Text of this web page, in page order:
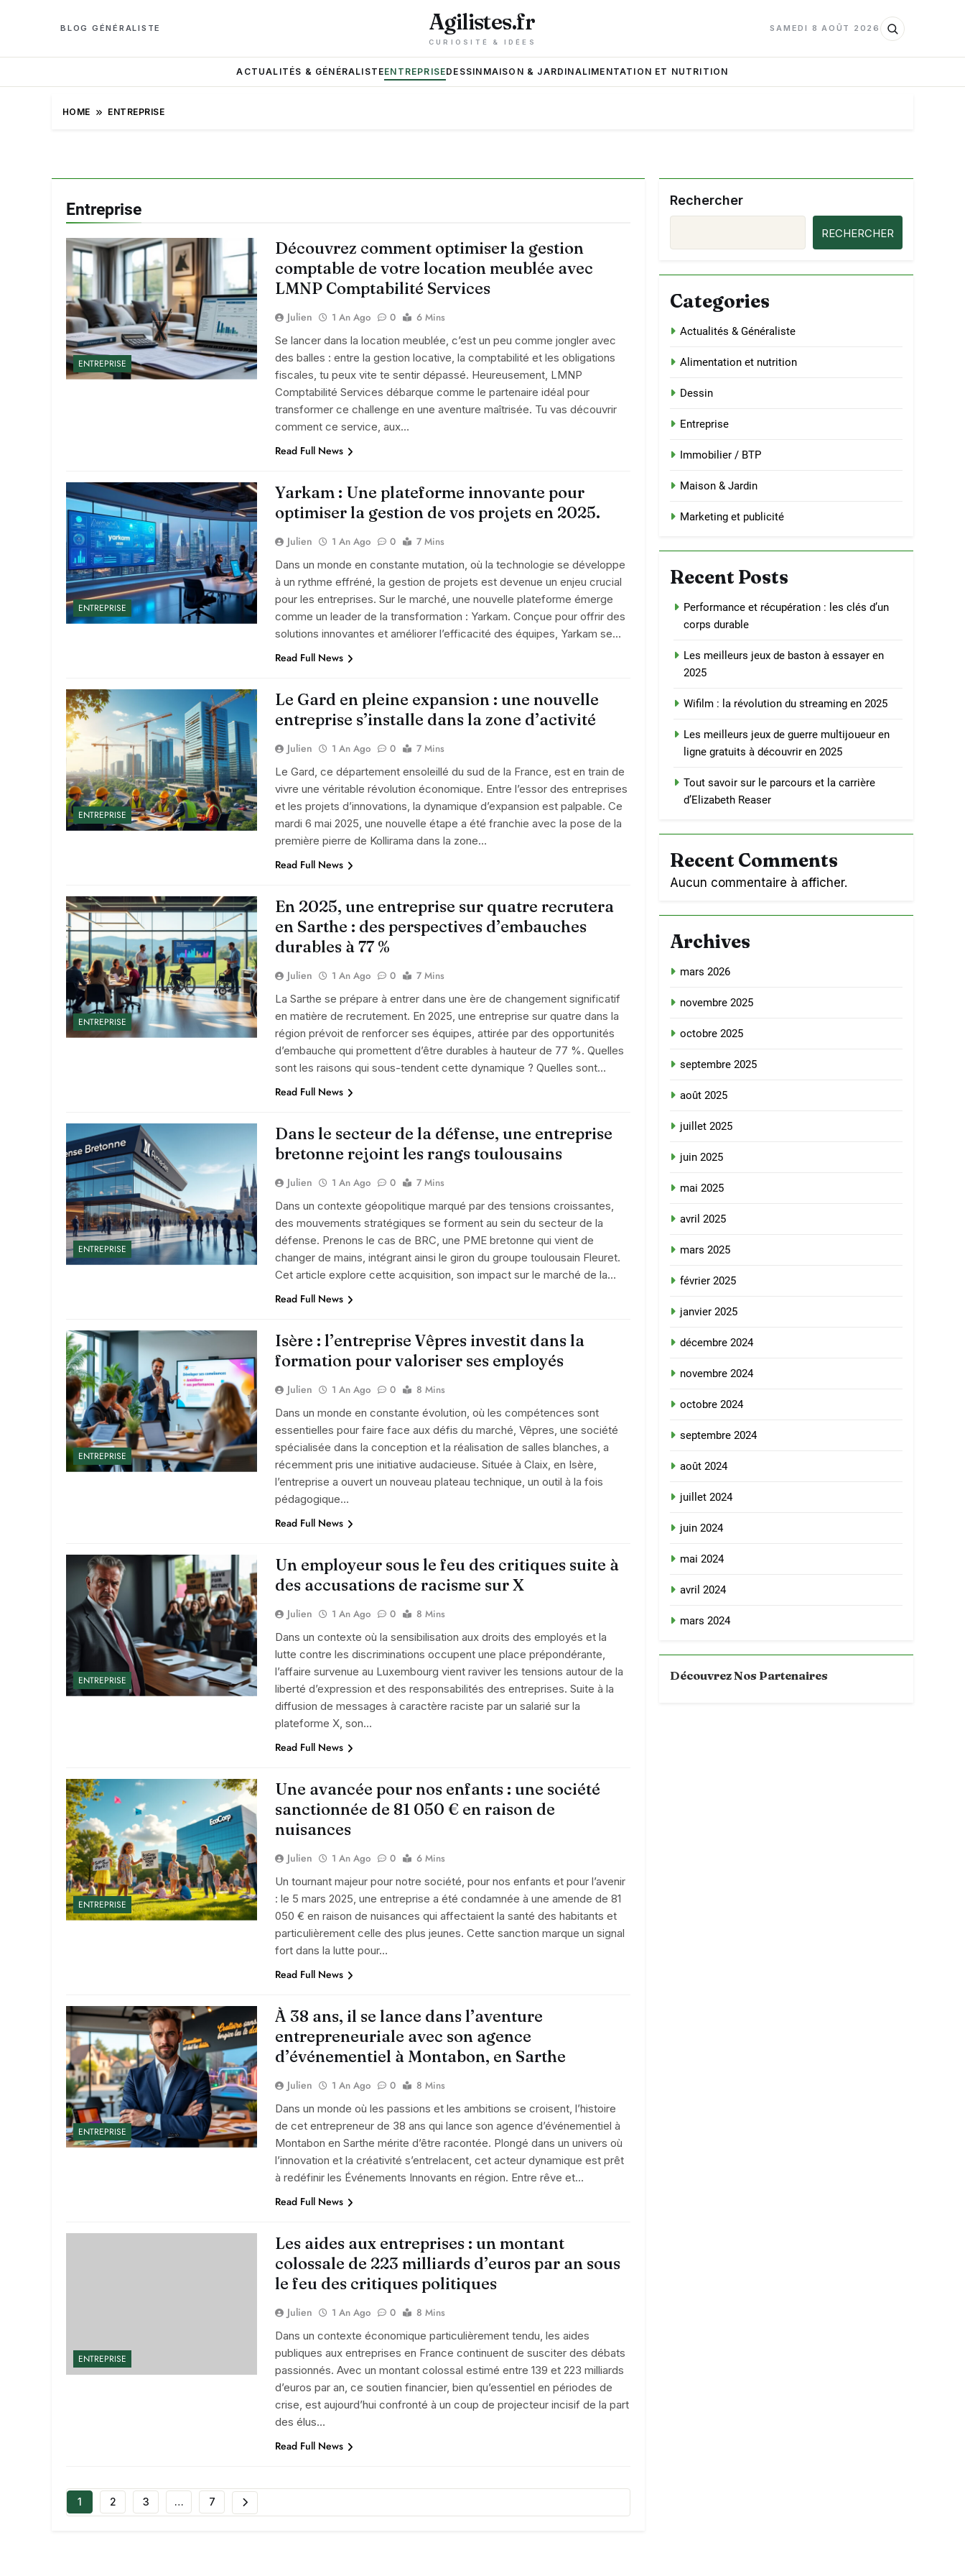
BLOG GÉNÉRALISTE Agilistes.fr
CURIOSITÉ & IDÉES
SAMEDI 8 AOÛT 2026
ACTUALITÉS & GÉNÉRALISTEENTREPRISEDESSIN MAISON & JARDINALIMENTATION ET NUTRITION
HOME ENTREPRISE
Entreprise
ENTREPRISE
Découvrez comment optimiser la gestion
comptable de votre location meublée avec
LMNP Comptabilité Services
Julien 1 An Ago 0
6 Mins
Se lancer dans la location meublée, c’est un peu comme jongler avec
des balles : entre la gestion locative, la comptabilité et les obligations
fiscales, tu peux vite te sentir dépassé. Heureusement, LMNP
Comptabilité Services débarque comme le partenaire idéal pour
transformer ce challenge en une aventure maîtrisée. Tu vas découvrir
comment ce service, aux…
Read Full News
ENTREPRISE
Yarkam : Une plateforme innovante pour
optimiser la gestion de vos projets en 2025.
Julien 1 An Ago 0
7 Mins
Dans un monde en constante mutation, où la technologie se développe
à un rythme effréné, la gestion de projets est devenue un enjeu crucial
pour les entreprises. Sur le marché, une nouvelle plateforme émerge
comme un leader de la transformation : Yarkam. Conçue pour offrir des
solutions innovantes et améliorer l’efficacité des équipes, Yarkam se…
Read Full News
ENTREPRISE
Le Gard en pleine expansion : une nouvelle
entreprise s’installe dans la zone d’activité
Julien 1 An Ago 0
7 Mins
Le Gard, ce département ensoleillé du sud de la France, est en train de
vivre une véritable révolution économique. Entre l’essor des entreprises
et les projets d’innovations, la dynamique d’expansion est palpable. Ce
mardi 6 mai 2025, une nouvelle étape a été franchie avec la pose de la
première pierre de Kollirama dans la zone…
Read Full News
ENTREPRISE
En 2025, une entreprise sur quatre recrutera
en Sarthe : des perspectives d’embauches
durables à 77 %
Julien 1 An Ago 0
7 Mins
La Sarthe se prépare à entrer dans une ère de changement significatif
en matière de recrutement. En 2025, une entreprise sur quatre dans la
région prévoit de renforcer ses équipes, attirée par des opportunités
d’embauche qui promettent d’être durables à hauteur de 77 %. Quelles
sont les raisons qui sous-tendent cette dynamique ? Quelles sont…
Read Full News
ENTREPRISE
Dans le secteur de la défense, une entreprise
bretonne rejoint les rangs toulousains
Julien 1 An Ago 0
7 Mins
Dans un contexte géopolitique marqué par des tensions croissantes,
des mouvements stratégiques se forment au sein du secteur de la
défense. Prenons le cas de BRC, une PME bretonne qui vient de
changer de mains, intégrant ainsi le giron du groupe toulousain Fleuret.
Cet article explore cette acquisition, son impact sur le marché de la…
Read Full News
ENTREPRISE
Isère : l’entreprise Vêpres investit dans la
formation pour valoriser ses employés
Julien 1 An Ago 0
8 Mins
Dans un monde en constante évolution, où les compétences sont
essentielles pour faire face aux défis du marché, Vêpres, une société
spécialisée dans la conception et la réalisation de salles blanches, a
récemment pris une initiative audacieuse. Située à Claix, en Isère,
l’entreprise a ouvert un nouveau plateau technique, un outil à la fois
pédagogique…
Read Full News
ENTREPRISE
Un employeur sous le feu des critiques suite à
des accusations de racisme sur X
Julien 1 An Ago 0
8 Mins
Dans un contexte où la sensibilisation aux droits des employés et la
lutte contre les discriminations occupent une place prépondérante,
l’affaire survenue au Luxembourg vient raviver les tensions autour de la
liberté d’expression et des responsabilités des entreprises. Suite à la
diffusion de messages à caractère raciste par un salarié sur la
plateforme X, son…
Read Full News
ENTREPRISE
Une avancée pour nos enfants : une société
sanctionnée de 81 050 € en raison de
nuisances
Julien 1 An Ago 0
6 Mins
Un tournant majeur pour notre société, pour nos enfants et pour l’avenir
: le 5 mars 2025, une entreprise a été condamnée à une amende de 81
050 € en raison de nuisances qui affectaient la santé des habitants et
particulièrement celle des plus jeunes. Cette sanction marque un signal
fort dans la lutte pour…
Read Full News
ENTREPRISE
À 38 ans, il se lance dans l’aventure
entrepreneuriale avec son agence
d’événementiel à Montabon, en Sarthe
Julien 1 An Ago 0
8 Mins
Dans un monde où les passions et les ambitions se croisent, l’histoire
de cet entrepreneur de 38 ans qui lance son agence d’événementiel à
Montabon en Sarthe mérite d’être racontée. Plongé dans un univers où
l’innovation et la créativité s’entrelacent, cet acteur dynamique est prêt
à redéfinir les Événements Innovants en région. Entre rêve et…
Read Full News
ENTREPRISE
Les aides aux entreprises : un montant
colossale de 223 milliards d’euros par an sous
le feu des critiques politiques
Julien 1 An Ago 0
8 Mins
Dans un contexte économique particulièrement tendu, les aides
publiques aux entreprises en France continuent de susciter des débats
passionnés. Avec un montant colossal estimé entre 139 et 223 milliards
d’euros par an, ce soutien financier, bien qu’essentiel en périodes de
crise, est aujourd’hui confronté à un coup de projecteur incisif de la part
des élus…
Read Full News
1 2 3 … 7
Rechercher
RECHERCHER
Categories
Actualités & Généraliste
Alimentation et nutrition
Dessin
Entreprise
Immobilier / BTP
Maison & Jardin
Marketing et publicité
Recent Posts
Performance et récupération : les clés d’un
corps durable
Les meilleurs jeux de baston à essayer en
2025
Wifilm : la révolution du streaming en 2025
Les meilleurs jeux de guerre multijoueur en
ligne gratuits à découvrir en 2025
Tout savoir sur le parcours et la carrière
d’Elizabeth Reaser
Recent Comments
Aucun commentaire à afficher.
Archives
mars 2026
novembre 2025
octobre 2025
septembre 2025
août 2025
juillet 2025
juin 2025
mai 2025
avril 2025
mars 2025
février 2025
janvier 2025
décembre 2024
novembre 2024
octobre 2024
septembre 2024
août 2024
juillet 2024
juin 2024
mai 2024
avril 2024
mars 2024
Découvrez Nos Partenaires